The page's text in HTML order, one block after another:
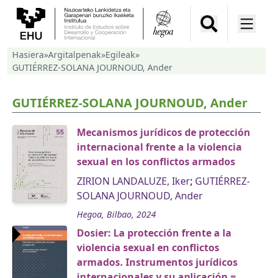
Hasiera»Argitalpenak»Egileak»
GUTIÉRREZ-SOLANA JOURNOUD, Ander
GUTIÉRREZ-SOLANA JOURNOUD, Ander
Mecanismos jurídicos de protección
internacional frente a la violencia
sexual en los conflictos armados
ZIRION LANDALUZE, Iker; GUTIÉRREZ-
SOLANA JOURNOUD, Ander
Hegoa, Bilbao, 2024
Dosier: La protección frente a la
violencia sexual en conflictos
armados. Instrumentos jurídicos